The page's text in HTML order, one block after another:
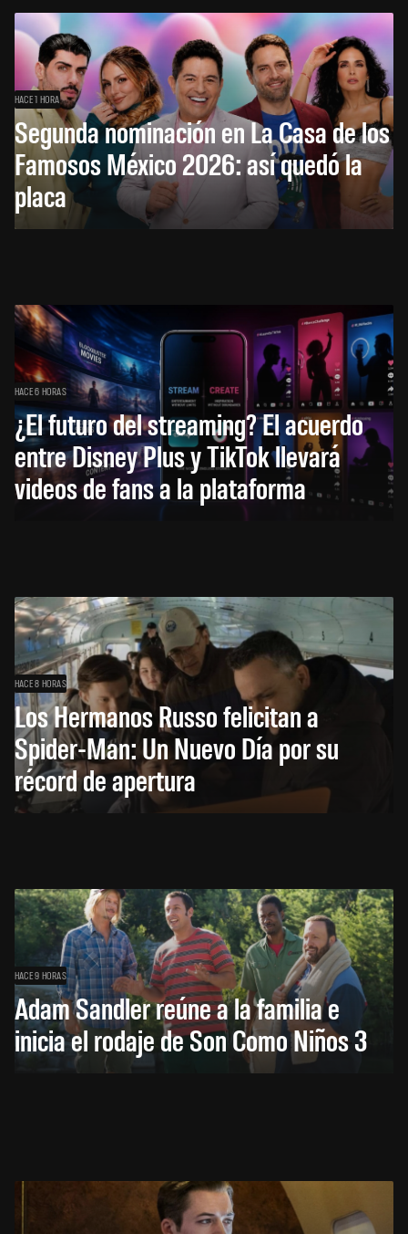
HACE 1 HORA
Segunda nominación en La Casa de los
Famosos México 2026: así quedó la
placa
HACE 6 HORAS
¿El futuro del streaming? El acuerdo
entre Disney Plus y TikTok llevará
videos de fans a la plataforma
HACE 8 HORAS
Los Hermanos Russo felicitan a
Spider-Man: Un Nuevo Día por su
récord de apertura
HACE 9 HORAS
Adam Sandler reúne a la familia e
inicia el rodaje de Son Como Niños 3